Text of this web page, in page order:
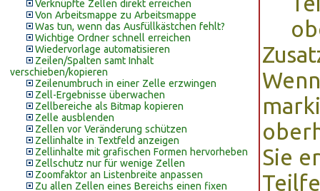
Verknüpfte Zellen direkt erreichen
Von Arbeitsmappe zu Arbeitsmappe
Was tun, wenn das Ausfüllkästchen fehlt?
Wichtige Ordner schnell erreichen
Wiedervorlage automatisieren
Zeilen/Spalten samt Inhalt
verschieben/kopieren
Zeilenumbruch in einer Zelle erzwingen
Zell-Ergebnisse überwachen
Zellbereiche als Bitmap kopieren
Zelle ausblenden
Zellen vor Veränderung schützen
Zellinhalte in Textfeld anzeigen
Zellinhalte mit grafischen Formen hervorheben
Zellschutz nur für wenige Zellen
Zoomfaktor an Listenbreite anpassen
Zu allen Zellen eines Bereichs einen fixen
Sie